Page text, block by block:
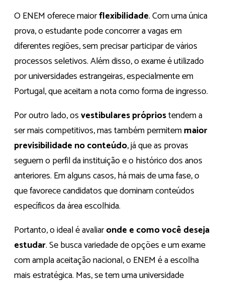
O ENEM oferece maiorflexibilidade. Com uma única
prova, o estudante pode concorrer a vagas em
diferentes regiões, sem precisar participar de vários
processos seletivos. Além disso, o exame é utilizado
por universidades estrangeiras, especialmente em
Portugal, que aceitam a nota como forma de ingresso.
Por outro lado, osvestibulares própriostendem a
ser mais competitivos, mas também permitemmaior
previsibilidade no conteúdo, já que as provas
seguem o perfil da instituição e o histórico dos anos
anteriores. Em alguns casos, há mais de uma fase, o
que favorece candidatos que dominam conteúdos
específicos da área escolhida.
Portanto, o ideal é avaliaronde e como você deseja
estudar. Se busca variedade de opções e um exame
com ampla aceitação nacional, o ENEM é a escolha
mais estratégica. Mas, se tem uma universidade